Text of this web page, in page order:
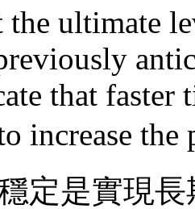
the ultimate
that faster
increase
定是實現